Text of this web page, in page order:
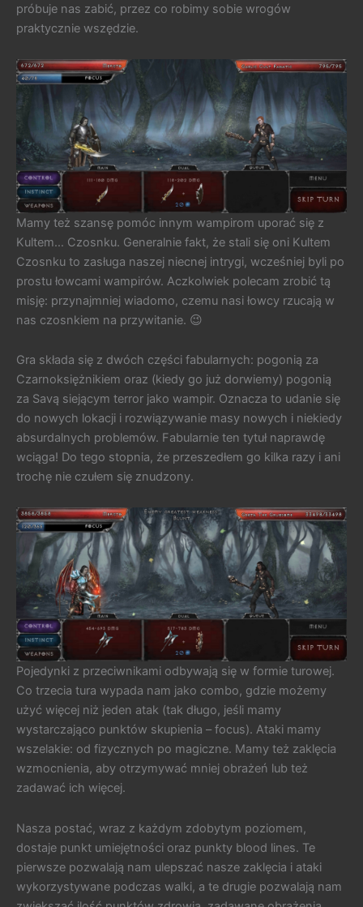
próbuje nas zabić, przez co robimy sobie wrogów
praktycznie wszędzie.
Mamy też szansę pomóc innym wampirom uporać się z
Kultem… Czosnku. Generalnie fakt, że stali się oni Kultem
Czosnku to zasługa naszej niecnej intrygi, wcześniej byli po
prostu łowcami wampirów. Aczkolwiek polecam zrobić tą
misję: przynajmniej wiadomo, czemu nasi łowcy rzucają w
nas czosnkiem na przywitanie. 😉
Gra składa się z dwóch części fabularnych: pogonią za
Czarnoksiężnikiem oraz (kiedy go już dorwiemy) pogonią
za Savą siejącym terror jako wampir. Oznacza to udanie się
do nowych lokacji i rozwiązywanie masy nowych i niekiedy
absurdalnych problemów. Fabularnie ten tytuł naprawdę
wciąga! Do tego stopnia, że przeszedłem go kilka razy i ani
trochę nie czułem się znudzony.
Pojedynki z przeciwnikami odbywają się w formie turowej.
Co trzecia tura wypada nam jako combo, gdzie możemy
użyć więcej niż jeden atak (tak długo, jeśli mamy
wystarczająco punktów skupienia – focus). Ataki mamy
wszelakie: od fizycznych po magiczne. Mamy też zaklęcia
wzmocnienia, aby otrzymywać mniej obrażeń lub też
zadawać ich więcej.
Nasza postać, wraz z każdym zdobytym poziomem,
dostaje punkt umiejętności oraz punkty blood lines. Te
pierwsze pozwalają nam ulepszać nasze zaklęcia i ataki
wykorzystywane podczas walki, a te drugie pozwalają nam